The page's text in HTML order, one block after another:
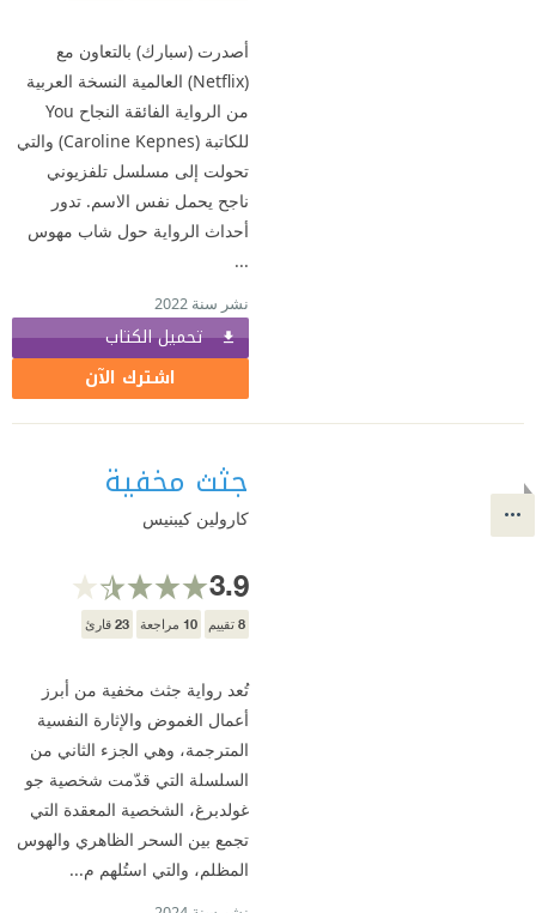
أصدرت (سبارك) بالتعاون مع
(Netflix) العالمية النسخة العربية
من الرواية الفائقة النجاح You
للكاتبة (Caroline Kepnes) والتي
تحولت إلى مسلسل تلفزيوني
ناجح يحمل نفس الاسم. تدور
أحداث الرواية حول شاب مهوس
...
نشر سنة 2022
تحميل الكتاب
اشترك الآن
جثث مخفية
كارولين كيبنيس
3.9
8 تقييم 10 مراجعة 23 قارئ
تُعد رواية جثث مخفية من أبرز
أعمال الغموض والإثارة النفسية
المترجمة، وهي الجزء الثاني من
السلسلة التي قدّمت شخصية جو
غولدبرغ، الشخصية المعقدة التي
تجمع بين السحر الظاهري والهوس
المظلم، والتي استُلهم م...